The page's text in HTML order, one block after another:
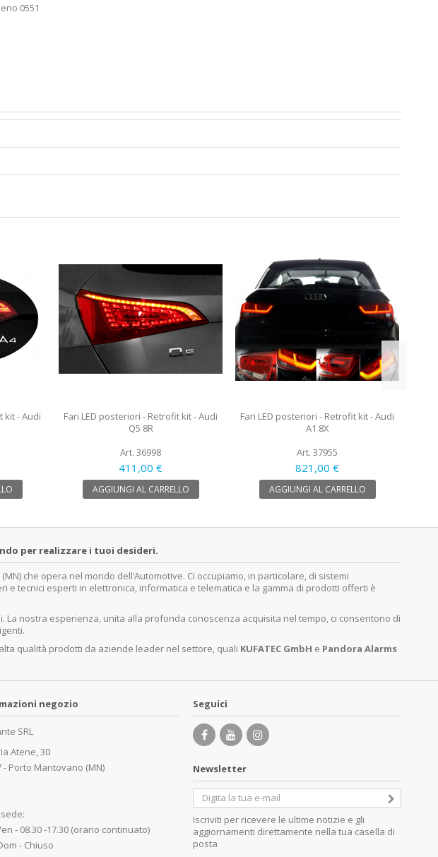
0551
kit - Audi
Fari LED posteriori - Retrofit kit - Audi
Q5 8R
Art. 36998
411,00 €
AGGIUNGI AL CARRELLO
Fari LED posteriori - Retrofit kit - Audi
A1 8X
Art. 37955
821,00 €
AGGIUNGI AL CARRELLO
per realizzare i tuoi desideri.
che opera nel mondo dell’Automotive. Ci occupiamo, in particolare, di sistemi
e tecnici esperti in elettronica, informatica e telematica e la gamma di prodotti offerti è
nostra esperienza, unita alla profonda conoscenza acquisita nel tempo, ci consentono di
qualità prodotti da aziende leader nel settore, quali KUFATEC GmbH e Pandora Alarms
negozio
SRL
Atene, 30
- Porto Mantovano (MN)
- 08.30 -17.30 (orario continuato)
- Chiuso
Seguici
Newsletter
Iscriviti per ricevere le ultime notizie e gli
aggiornamenti direttamente nella tua casella di
posta